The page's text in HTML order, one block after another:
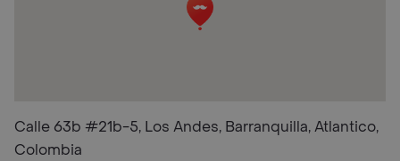
Calle 63b #21b-5, Los Andes, Barranquilla, Atlantico,
Colombia